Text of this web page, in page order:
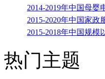
2014-2019年中国母婴
2015-2020年中国家政
2015-2018年中国规
热门主题